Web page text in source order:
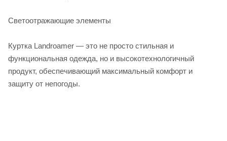
Светоотражающие элементы
Куртка Landroamer — это не просто стильная и
функциональная одежда, но и высокотехнологичный
продукт, обеспечивающий максимальный комфорт и
защиту от непогоды.